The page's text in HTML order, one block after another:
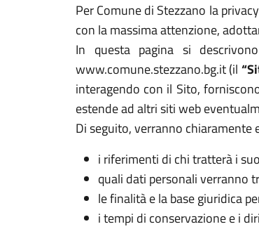
Per Comune di Stezzano la
con la massima attenzione,
In questa pagina si
www.comune.stezzano.bg.it (il
interagendo con il Sito,
estende ad altri siti web
Di seguito, verranno chiaramente
i riferimenti di chi tratterà i
quali dati personali verranno
le finalità e la base giuridica
i tempi di conservazione e i